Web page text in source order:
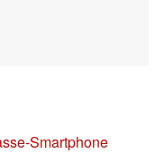
Smartphone